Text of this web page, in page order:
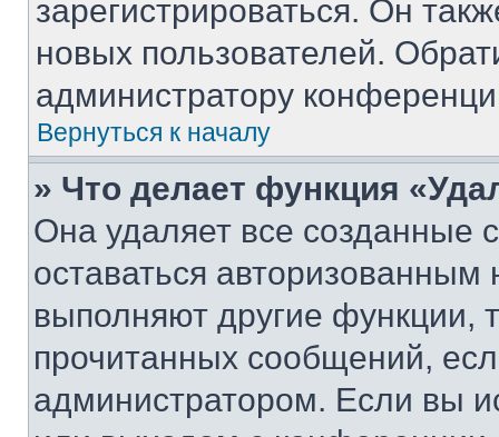
зарегистрироваться. Он
новых пользователей.
администратору
Вернуться к началу
» Что делает функция
Она удаляет все созданные
оставаться
выполняют другие функции,
прочитанных сообщений,
администратором. Если вы